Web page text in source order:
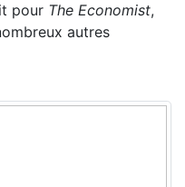
pour The Economist,
autres